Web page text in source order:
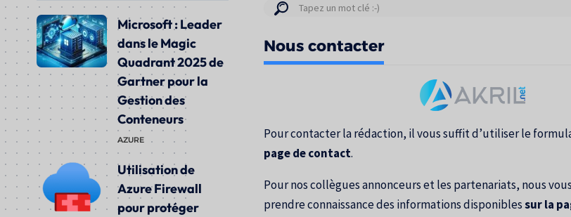
Microsoft : Leader
dans le Magic
Quadrant 2025 de
Gartner pour la
Gestion des
Conteneurs
AZURE
Utilisation de
Azure Firewall
pour protéger
Résultats
votre
recherche
Nous contacter
Pour contacter la rédaction, il vous suffit d’utiliser le
page de contact.
Pour nos collègues annonceurs et les partenariats, nous
prendre connaissance des informations disponiblessur la